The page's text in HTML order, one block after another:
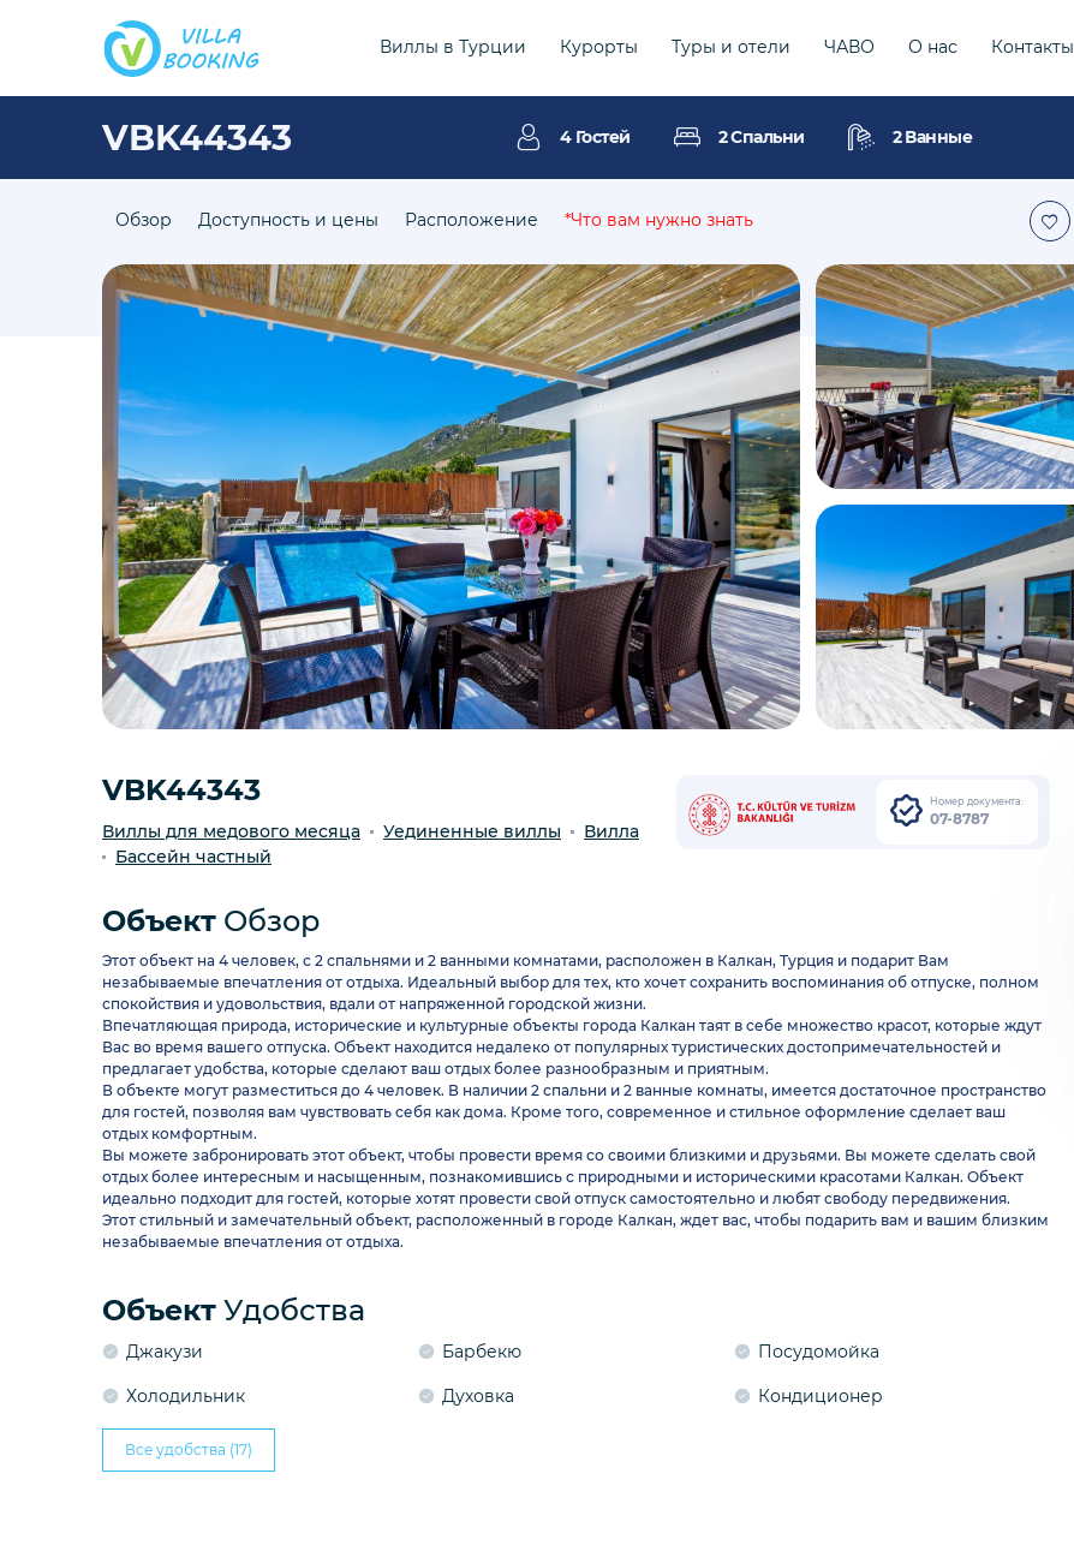
Виллы в Турции Курорты Туры и отели ЧАВО О нас Контакты
VBK44343 4 Гостей 2 Спальни 2 Ванные
Обзор Доступность и цены Расположение *Что вам нужно знать
VBK44343
Виллы для медового месяца Уединенные виллы
Вилла
Бассейн частный
Номер документа:
07-8787
Объект Обзор
Этот объект на 4 человек, с 2 спальнями и 2 ванными комнатами, расположен в Калкан, Турция и подарит Вам
незабываемые впечатления от отдыха. Идеальный выбор для тех, кто хочет сохранить воспоминания об отпуске, полном
спокойствия и удовольствия, вдали от напряженной городской жизни.
Впечатляющая природа, исторические и культурные объекты города Калкан таят в себе множество красот, которые ждут
Вас во время вашего отпуска. Объект находится недалеко от популярных туристических достопримечательностей и
предлагает удобства, которые сделают ваш отдых более разнообразным и приятным.
В объекте могут разместиться до 4 человек. В наличии 2 спальни и 2 ванные комнаты, имеется достаточное пространство
для гостей, позволяя вам чувствовать себя как дома. Кроме того, современное и стильное оформление сделает ваш
отдых комфортным.
Вы можете забронировать этот объект, чтобы провести время со своими близкими и друзьями. Вы можете сделать свой
отдых более интересным и насыщенным, познакомившись с природными и историческими красотами Калкан. Объект
идеально подходит для гостей, которые хотят провести свой отпуск самостоятельно и любят свободу передвижения.
Этот стильный и замечательный объект, расположенный в городе Калкан, ждет вас, чтобы подарить вам и вашим близким
незабываемые впечатления от отдыха.
Объект Удобства
Джакузи Барбекю Посудомойка
Холодильник Духовка Кондиционер
Все удобства (17)